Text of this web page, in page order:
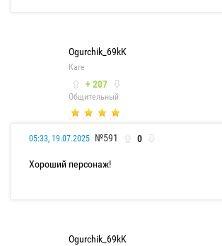
Ogurchik_69kK
Каге
+ 207
Общительный
05:33, 19.07.2025 №591 0
Хороший персонаж!
Ogurchik_69kK